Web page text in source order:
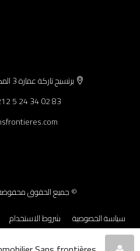
برتسيج تاركة عمارة 3 المكتب رقم 3 الطابق الأول مراكش
5 24 34 02 83
© جميع الحقوق
سياسة الخصوصية
شروط الاستخدام
الإشعارات القانونية